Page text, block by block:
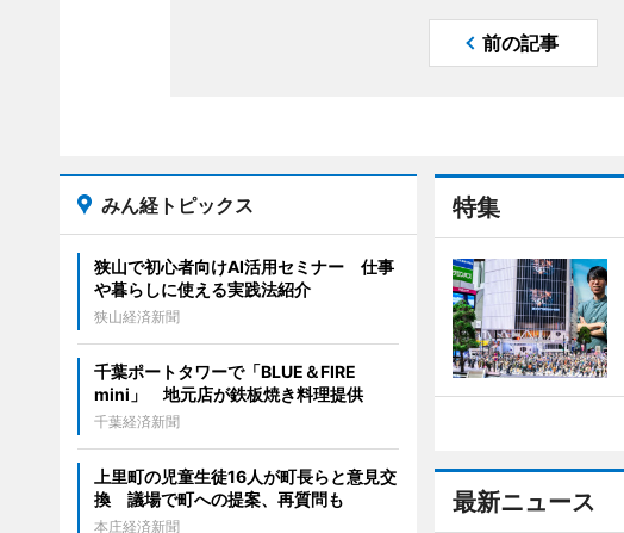
前の記事
特集
最新ニュース
みん経トピックス
狭山で初心者向けAI活用セミナー 仕事
や暮らしに使える実践法紹介
狭山経済新聞
千葉ポートタワーで「BLUE＆FIRE
mini」 地元店が鉄板焼き料理提供
千葉経済新聞
上里町の児童生徒16人が町長らと意見交
換 議場で町への提案、再質問も
本庄経済新聞